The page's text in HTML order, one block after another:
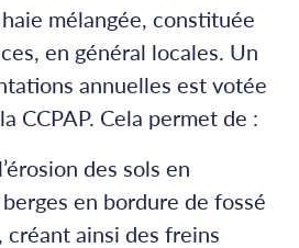
mélangée, constituée
en général locales. Un
annuelles est votée
CCPAP. Cela permet de :
des sols en
en bordure de fossé
créant ainsi des freins